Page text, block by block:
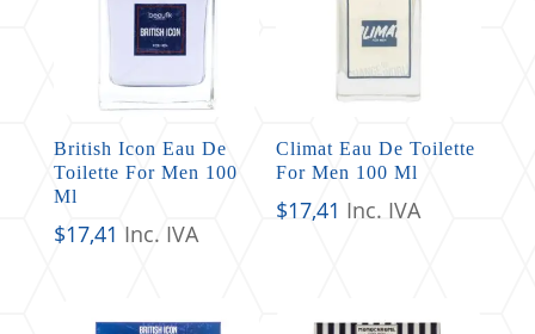
British Icon Eau De
Toilette For Men 100
Ml
$17,41 Inc. IVA
Climat Eau De Toilette
For Men 100 Ml
$17,41 Inc. IVA